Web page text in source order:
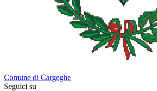
Comune di Cargeghe
Seguici su